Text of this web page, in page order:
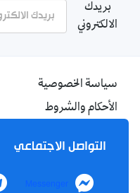
بريدك
الالكتروني
سياسة الخصوصية
الأحكام والشروط
اتصل بنا
من نحن
التواصل الاجتماعي
Messenger